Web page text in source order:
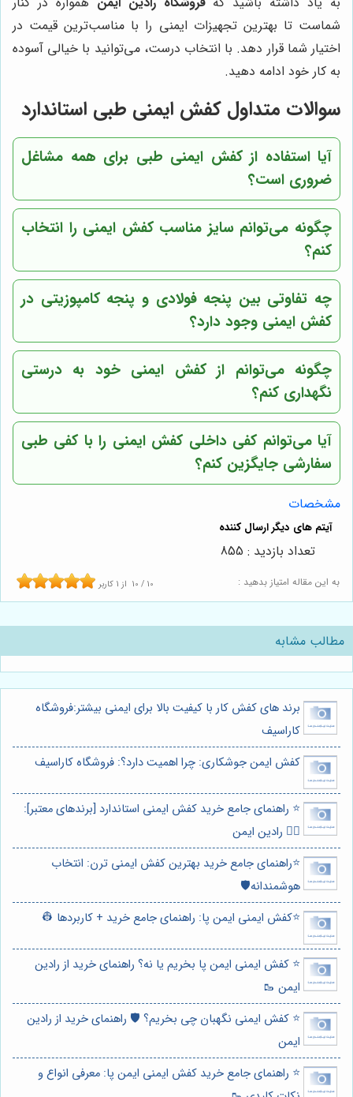
شماست تا بهترین تجهیزات ایمنی را با مناسب‌ترین قیمت در
اختیار شما قرار دهد. با انتخاب درست، می‌توانید با خیالی آسوده
به کار خود ادامه دهید.
سوالات متداول کفش ایمنی طبی استاندارد
آیا استفاده از کفش ایمنی طبی برای همه مشاغل
ضروری است؟
چگونه می‌توانم سایز مناسب کفش ایمنی را انتخاب
کنم؟
چه تفاوتی بین پنجه فولادی و پنجه کامپوزیتی در
کفش ایمنی وجود دارد؟
چگونه می‌توانم از کفش ایمنی خود به درستی
نگهداری کنم؟
آیا می‌توانم کفی داخلی کفش ایمنی را با کفی طبی
سفارشی جایگزین کنم؟
مشخصات
به این مقاله امتیاز بدهید : 10 / 10 از 1 کاربر
تعداد بازدید : 855
مطالب مشابه
برند های کفش کار با کیفیت بالا برای ایمنی بیشتر:فروشگاه
کاراسیف
کفش ایمن جوشکاری: چرا اهمیت دارد؟: فروشگاه کاراسیف
⭐️ راهنمای جامع خرید کفش ایمنی استاندارد [برندهای معتبر]:
👷‍♂️ رادین ایمن
⭐️راهنمای جامع خرید بهترین کفش ایمنی ترن: انتخاب
هوشمندانه🛡️
⭐️کفش ایمنی ایمن پا: راهنمای جامع خرید + کاربردها 👷
⭐️ کفش ایمنی ایمن پا بخریم یا نه؟ راهنمای خرید از رادین
ایمن 🥾
⭐️ کفش ایمنی نگهبان چی بخریم؟ 🛡️ راهنمای خرید از رادین
ایمن
⭐️ راهنمای جامع خرید کفش ایمنی ایمن پا: معرفی انواع و